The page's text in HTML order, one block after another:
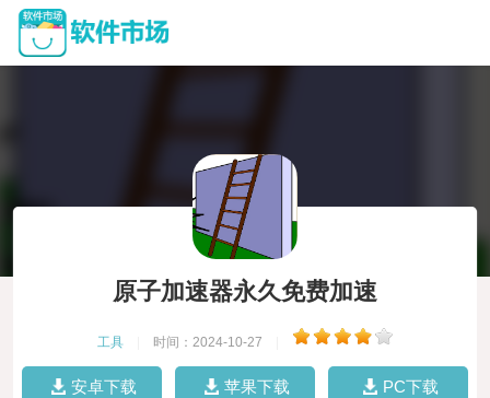
原子加速器永久免费加速
工具 时间：2024-10-27
安卓下载 苹果下载 PC下载